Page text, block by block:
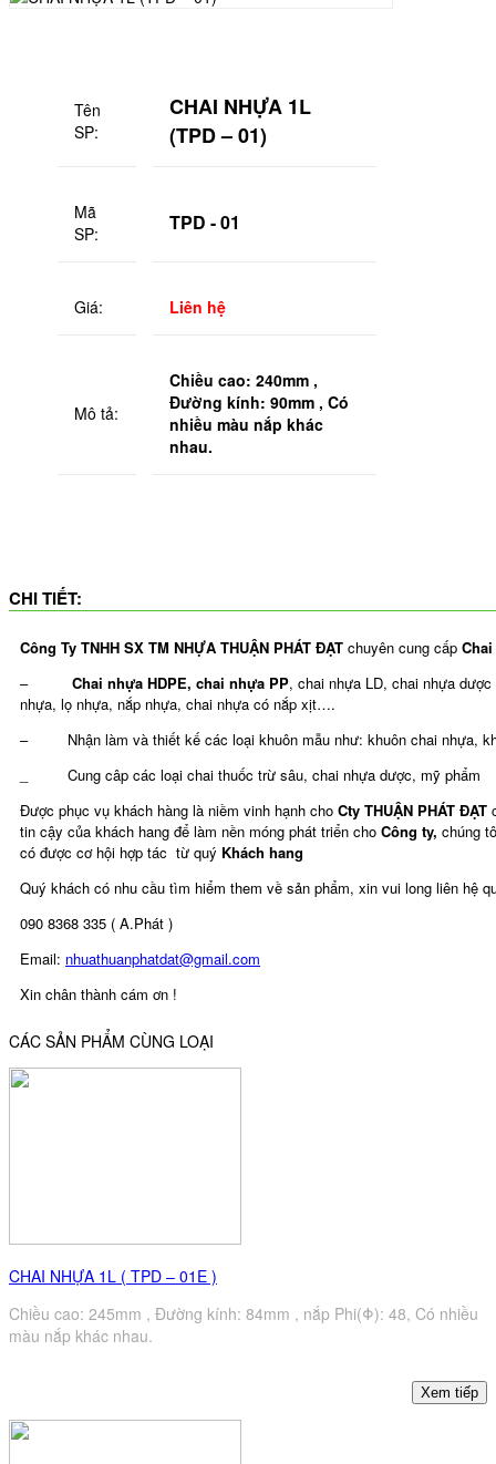
Tên
SP:
CHAI NHỰA 1L
(TPD – 01)
Mã
SP:
TPD - 01
Giá: Liên hệ
Mô tả:
Chiều cao: 240mm ,
Đường kính: 90mm , Có
nhiều màu nắp khác
nhau.
CHI TIẾT:
Công Ty TNHH SX TM NHỰA THUẬN PHÁT ĐẠT chuyên cung cấp
– Chai nhựa HDPE, chai nhựa PP, chai nhựa LD, chai nhựa
nhựa, lọ nhựa, nắp nhựa, chai nhựa có nắp xịt….
– Nhận làm và thiết kế các loại khuôn mẫu như: khuôn chai nhựa,
_ Cung câp các loại chai thuốc trừ sâu, chai nhựa dược, mỹ phẩm
Được phục vụ khách hàng là niềm vinh hạnh cho Cty THUẬN PHÁT ĐẠT
tin cậy của khách hang để làm nền móng phát triển cho Công ty, chúng
có được cơ hội hợp tác từ quý Khách hang
Quý khách có nhu cầu tìm hiểm them về sản phẩm, xin vui long liên hệ
090 8368 335 ( A.Phát )
Email: nhuathuanphatdat@gmail.com
Xin chân thành cám ơn !
CÁC SẢN PHẨM CÙNG LOẠI
CHAI NHỰA 1L ( TPD – 01E )
Chiều cao: 245mm , Đường kính: 84mm , nắp Phi(Φ): 48, Có nhiều
màu nắp khác nhau.